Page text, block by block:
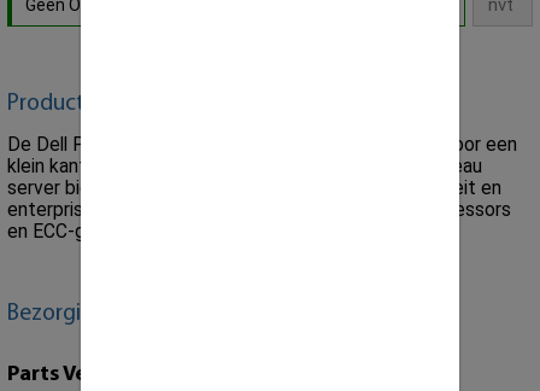
Geen OS / Software licentie installatie
Product omschrijving:
De Dell PowerEdge T20 tower server is ontworpen voor een
klein kantoor of voor thuisgebruik. Voor een instapniveau
server biedt het een verrassend grote opslagcapaciteit en
enterprise-class functies, waaronder Intel Xeon-processors
en ECC-geheugen voor veerkracht.
Bezorging / Garantie
Parts Verzendingen